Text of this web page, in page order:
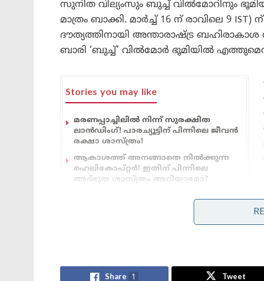
സുനിത വില്യംസും ബുച്ച് വിൽമോറിനും
മാത്രം ബാക്കി. മാർച്ച് 16 ന് രാവിലെ 9
ദൗത്യത്തിനായി അന്താരാഷ്ട്ര
ബാരി ‘ബുച്ച്’ വിൽമോർ ഭൂമിയിൽ
Stories you may like
മരണപ്പാച്ചിലിൽ നിന്ന് സുരക്ഷിത
ലാൻഡിംഗ്! പാരച്യൂട്ടിന് പിന്നിലെ ജീവൻ
രക്ഷാ ശാസ്ത്രം!
ആകാശത്ത് അനങ്ങാതെ നില്‍ക്കുന്ന
ഹെലികോപ്റ്റര്‍! ഇതിന് പിന്നിലെ
അദ്ഭുത ശാസ്ത്രം അറിയാമോ?
വിൽമോറിനെയും തിരിക
ഭൂമിയിലെത്തിക്കാനാകും . ലോകം
Share 1 Tweet